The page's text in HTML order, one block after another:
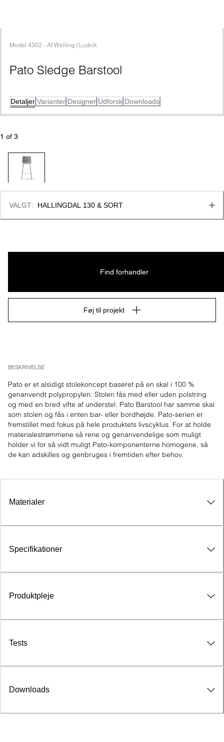
Model 4302 - Af Welling / Ludvik
Pato Sledge Barstool
Detaljer Varianter Designer Udforsk Downloads
1 of 3
BESKRIVELSE
Pato er et alsidigt stolekoncept baseret på en skal i 100 %
genanvendt polypropylen. Stolen fås med eller uden polstring
og med en bred vifte af understel. Pato Barstool har samme skal
som stolen og fås i enten bar- eller bordhøjde. Pato-serien er
fremstillet med fokus på hele produktets livscyklus. For at holde
materialestrømmene så rene og genanvendelige som muligt
holder vi for så vidt muligt Pato-komponenterne homogene, så
de kan adskilles og genbruges i fremtiden efter behov.
VALGT: HALLINGDAL 130 & SORT
Find forhandler
Føj til projekt
Materialer
Specifikationer
Produktpleje
Tests
Downloads